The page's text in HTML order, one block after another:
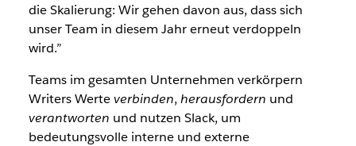
die Skalierung: Wir gehen davon aus, dass sich
unser Team in diesem Jahr erneut verdoppeln
wird.”
Teams im gesamten Unternehmen verkörpern
Writers Werteverbinden, herausfordern und
verantworten und nutzen Slack, um
bedeutungsvolle interne und externe